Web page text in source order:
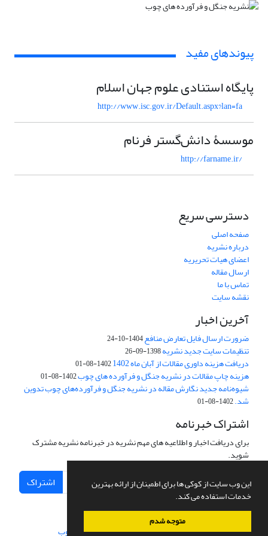
این وب سایت از کوکی ها برای اطمینان از ارائه بهترین
خدمات استفاده می کند.
متوجه شدم
پیوندهای مفید
پایگاه استنادی علوم جهان اسلام
http://www.isc.gov.ir/Default.aspx?lan=fa
موسسۀ دانش‌گستر فرنام
http://farname.ir/
دسترسی سریع
صفحه اصلی
درباره نشریه
اعضای هیات تحریریه
ارسال مقاله
تماس با ما
نقشه سایت
آخرین اخبار
ضرورت ارسال فایل تعارض منافع1404-10-24
تنظیمات سایت جدید نشریه1398-09-26
دریافت هزینه داوری مقالات از آبان ماه 1402 1402-08-01
هزینه چاپ مقالات در نشریه جنگل و فرآورده های چوب1402-08-01
شیوه‌نامه جدید نگارش مقاله در نشریه جنگل و فرآورده‌های چوب تدوین
شد.1402-08-01
اشتراک خبرنامه
برای دریافت اخبار و اطلاعیه های مهم نشریه در خبرنامه نشریه مشترک
شوید.
اشتراک
سامانه مدیریت نشریات علمی.طراحی و پیاده سازی از سیناوب